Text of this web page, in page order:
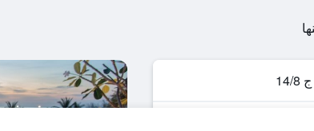
ج 14/8